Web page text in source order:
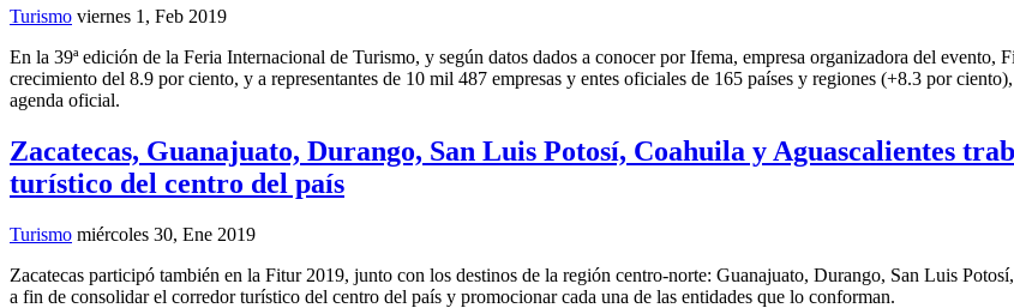
Turismo viernes 1, Feb 2019
En la 39ª edición de la Feria Internacional de Turismo, y según datos dados a conocer por Ifema, empresa organizadora del
crecimiento del 8.9 por ciento, y a representantes de 10 mil 487 empresas y entes oficiales de 165 países y regiones (+8.3 por
agenda oficial.
Zacatecas, Guanajuato, Durango, San Luis Potosí, Coahuila y Aguascalientes
turístico del centro del país
Turismo miércoles 30, Ene 2019
Zacatecas participó también en la Fitur 2019, junto con los destinos de la región centro-norte: Guanajuato, Durango, San Luis
a fin de consolidar el corredor turístico del centro del país y promocionar cada una de las entidades que lo conforman.